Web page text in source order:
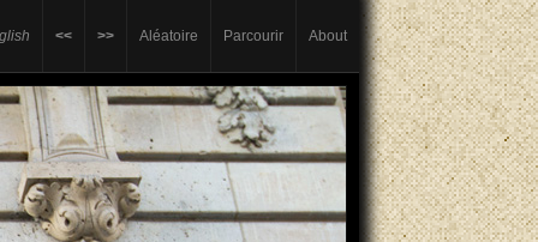
<< >> Aléatoire Parcourir About